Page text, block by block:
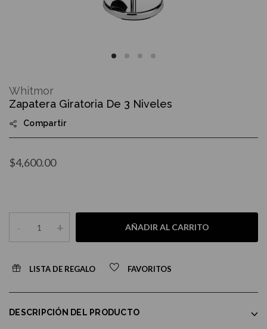
the
beginning
the
images
Zapatera Giratoria De 3 Niveles
Compartir
$4,600.00
- + AÑADIR AL CARRITO
LISTA DE REGALO FAVORITOS
Whitmor
DESCRIPCIÓN DEL PRODUCTO